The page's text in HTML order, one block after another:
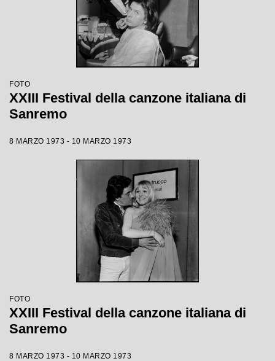
FOTO
XXIII Festival della canzone italiana di
Sanremo
8 MARZO 1973 - 10 MARZO 1973
FOTO
XXIII Festival della canzone italiana di
Sanremo
8 MARZO 1973 - 10 MARZO 1973